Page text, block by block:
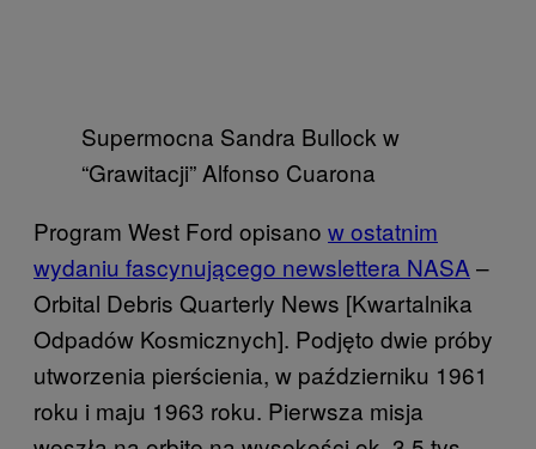
Supermocna Sandra Bullock w
“Grawitacji” Alfonso Cuarona
Program West Ford opisano w ostatnim
wydaniu fascynującego newslettera NASA –
Orbital Debris Quarterly News [Kwartalnika
Odpadów Kosmicznych]. Podjęto dwie próby
utworzenia pierścienia, w październiku 1961
roku i maju 1963 roku. Pierwsza misja